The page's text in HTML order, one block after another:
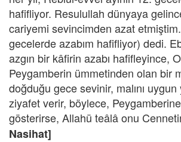
hafifliyor. Resulullah dünyaya
cariyemi sevincimden azat
gecelerde azabım hafifliyor) dedi.
azgın bir kâfirin azabı hafifleyince,
Peygamberin ümmetinden olan bir
doğduğu gece sevinir, malını uygun
ziyafet verir, böylece,
gösterirse, Allahü teâlâ onu
Nasihat]